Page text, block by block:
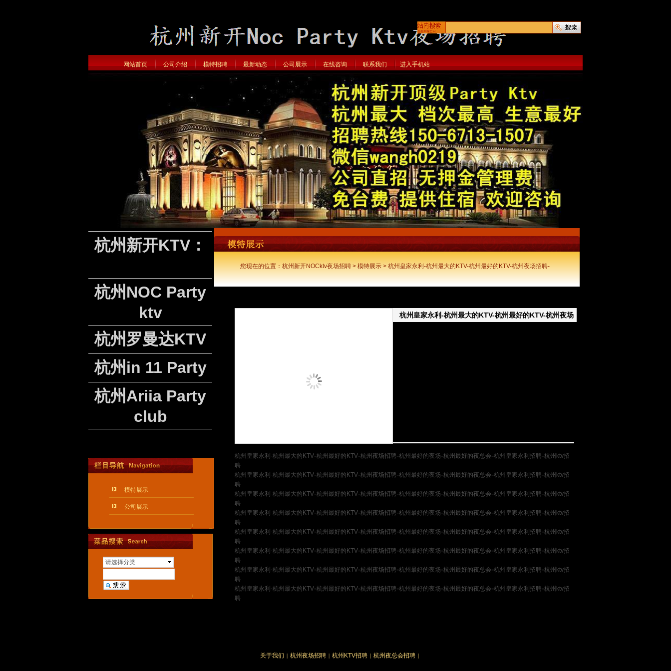
网站首页 公司介绍 模特招聘 最新动态 公司展示 在线咨询 联系我们 进入手机站
模特展示
公司展示
您现在的位置：杭州新开NOCktv夜场招聘>模特展示> 杭州皇家永利-杭州最大的KTV-杭州最好的KTV-杭州夜场招聘-
杭州新开KTV：
杭州NOC Party
ktv
杭州罗曼达KTV
杭州in 11 Party
杭州Ariia Party
club
请选择分类
杭州皇家永利-杭州最大的KTV-杭州最好的KTV-杭州夜场
杭州皇家永利-杭州最大的KTV-杭州最好的KTV-杭州夜场招聘-杭州最好的夜场-杭州最好的夜总会-杭州皇家永利招聘-杭州ktv招
聘
杭州皇家永利-杭州最大的KTV-杭州最好的KTV-杭州夜场招聘-杭州最好的夜场-杭州最好的夜总会-杭州皇家永利招聘-杭州ktv招
聘
杭州皇家永利-杭州最大的KTV-杭州最好的KTV-杭州夜场招聘-杭州最好的夜场-杭州最好的夜总会-杭州皇家永利招聘-杭州ktv招
聘
杭州皇家永利-杭州最大的KTV-杭州最好的KTV-杭州夜场招聘-杭州最好的夜场-杭州最好的夜总会-杭州皇家永利招聘-杭州ktv招
聘
杭州皇家永利-杭州最大的KTV-杭州最好的KTV-杭州夜场招聘-杭州最好的夜场-杭州最好的夜总会-杭州皇家永利招聘-杭州ktv招
聘
杭州皇家永利-杭州最大的KTV-杭州最好的KTV-杭州夜场招聘-杭州最好的夜场-杭州最好的夜总会-杭州皇家永利招聘-杭州ktv招
聘
杭州皇家永利-杭州最大的KTV-杭州最好的KTV-杭州夜场招聘-杭州最好的夜场-杭州最好的夜总会-杭州皇家永利招聘-杭州ktv招
聘
杭州皇家永利-杭州最大的KTV-杭州最好的KTV-杭州夜场招聘-杭州最好的夜场-杭州最好的夜总会-杭州皇家永利招聘-杭州ktv招
聘
关于我们 | 杭州夜场招聘 | 杭州KTV招聘 | 杭州夜总会招聘 |